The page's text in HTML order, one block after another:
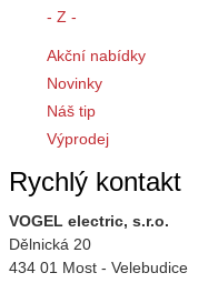
- Z -
Akční nabídky
Novinky
Náš tip
Výprodej
Rychlý kontakt
VOGEL electric, s.r.o.
Dělnická 20
434 01 Most - Velebudice